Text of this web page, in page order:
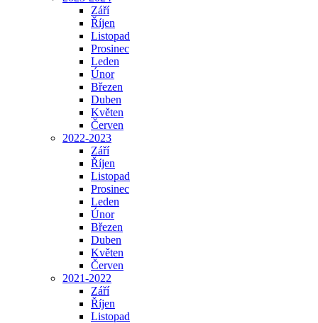
Září
Říjen
Listopad
Prosinec
Leden
Únor
Březen
Duben
Květen
Červen
2022-2023
Září
Říjen
Listopad
Prosinec
Leden
Únor
Březen
Duben
Květen
Červen
2021-2022
Září
Říjen
Listopad